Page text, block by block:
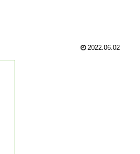
2022.06.02